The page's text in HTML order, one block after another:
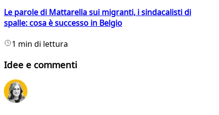
Le parole di Mattarella sui migranti, i sindacalisti di
spalle: cosa è successo in Belgio
1 min di lettura
Idee e commenti